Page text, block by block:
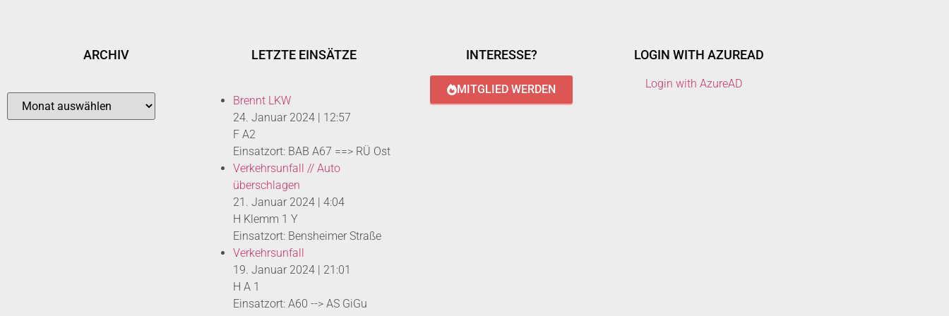
ARCHIV LETZTE EINSÄTZE
Brennt LKW
24. Januar 2024 | 12:57
F A2
Einsatzort: BAB A67 ==> RÜ Ost
Verkehrsunfall // Auto
überschlagen
21. Januar 2024 | 4:04
H Klemm 1 Y
Einsatzort: Bensheimer Straße
Verkehrsunfall
19. Januar 2024 | 21:01
H A 1
Einsatzort: A60 --> AS GiGu
INTERESSE?
MITGLIED WERDEN
LOGIN WITH AZUREAD
Login with AzureAD